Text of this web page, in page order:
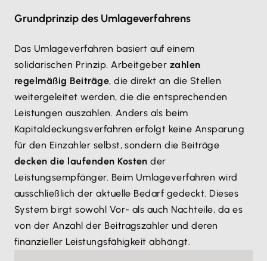
Grundprinzip des Umlageverfahrens
Das Umlageverfahren basiert auf einem
solidarischen Prinzip. Arbeitgeber zahlen
regelmäßig Beiträge, die direkt an die Stellen
weitergeleitet werden, die die entsprechenden
Leistungen auszahlen. Anders als beim
Kapitaldeckungsverfahren erfolgt keine Ansparung
für den Einzahler selbst, sondern die Beiträge
decken die laufenden Kosten der
Leistungsempfänger. Beim Umlageverfahren wird
ausschließlich der aktuelle Bedarf gedeckt. Dieses
System birgt sowohl Vor- als auch Nachteile, da es
von der Anzahl der Beitragszahler und deren
finanzieller Leistungsfähigkeit abhängt.